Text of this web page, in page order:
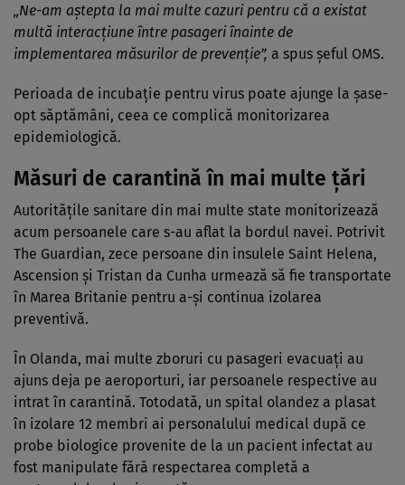
„Ne-am aștepta la mai multe cazuri pentru că a existat
multă interacțiune între pasageri înainte de
implementarea măsurilor de prevenție”, a spus șeful OMS.
Perioada de incubație pentru virus poate ajunge la șase-
opt săptămâni, ceea ce complică monitorizarea
epidemiologică.
Măsuri de carantină în mai multe țări
Autoritățile sanitare din mai multe state monitorizează
acum persoanele care s-au aflat la bordul navei. Potrivit
The Guardian, zece persoane din insulele Saint Helena,
Ascension și Tristan da Cunha urmează să fie transportate
în Marea Britanie pentru a-și continua izolarea
preventivă.
În Olanda, mai multe zboruri cu pasageri evacuați au
ajuns deja pe aeroporturi, iar persoanele respective au
intrat în carantină. Totodată, un spital olandez a plasat
în izolare 12 membri ai personalului medical după ce
probe biologice provenite de la un pacient infectat au
fost manipulate fără respectarea completă a